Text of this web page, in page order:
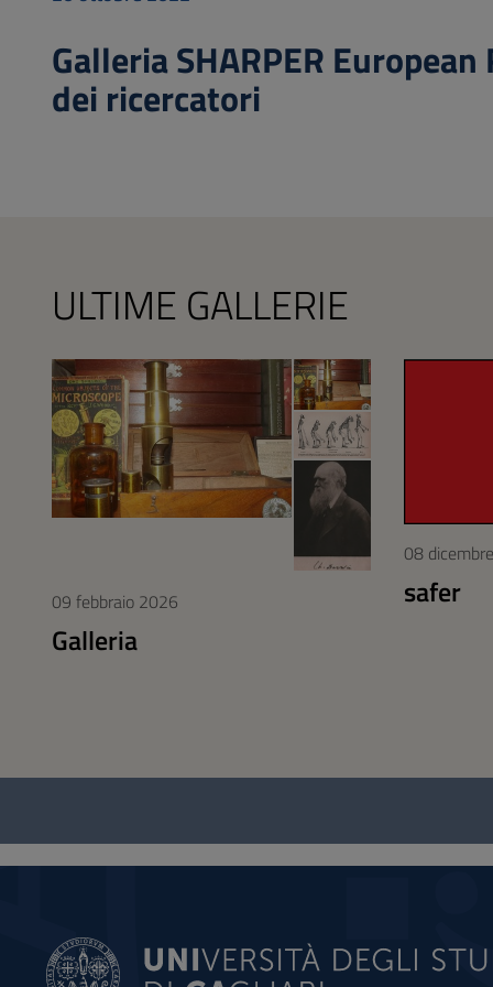
Galleria SHARPER
dei ricercatori
ULTIME GALLERIE
09 febbraio 2026
Galleria
08
safer
Questionario
social